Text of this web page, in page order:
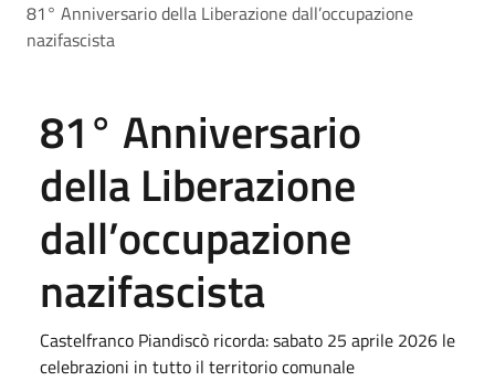
81° Anniversario della Liberazione dall’occupazione
nazifascista
81° Anniversario
della Liberazione
dall’occupazione
nazifascista
Castelfranco Piandiscò ricorda: sabato 25 aprile 2026 le
celebrazioni in tutto il territorio comunale